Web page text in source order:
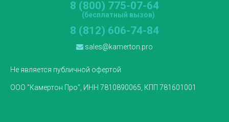
8 (800) 775-07-64
(бесплатный вызов)
8 (812) 606-74-84
sales@kamerton.pro
Не является публичной офертой
ООО "Камертон Про", ИНН 7810890065, КПП 781601001